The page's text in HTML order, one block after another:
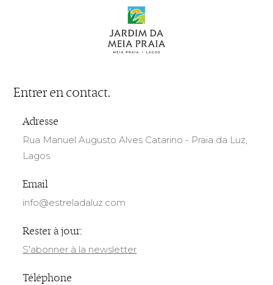
Entrer en contact.
Adresse
Rua Manuel Augusto Alves Catarino - Praia da Luz,
Lagos
Email
info@estreladaluz.com
Rester à jour:
S'abonner à la newsletter
Téléphone